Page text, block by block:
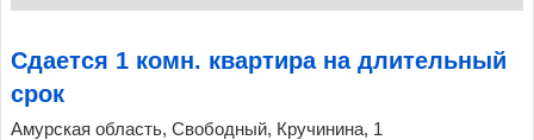
Сдается 1 комн. квартира на длительный
срок
Амурская область, Свободный, Кручинина, 1